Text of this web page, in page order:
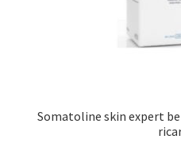
Somatoline skin expert